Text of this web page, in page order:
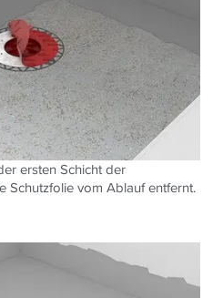
ersten Schicht der
Schutzfolie vom Ablauf entfernt.